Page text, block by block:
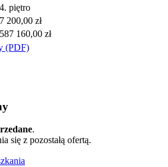
4. piętro
7 200,00 zł
587 160,00 zł
(PDF)
.
się z pozostałą ofertą.